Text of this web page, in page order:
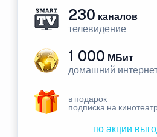
230 каналов
телевидение
1 000 МБит
домашний
в подарок
подписка на
по акции